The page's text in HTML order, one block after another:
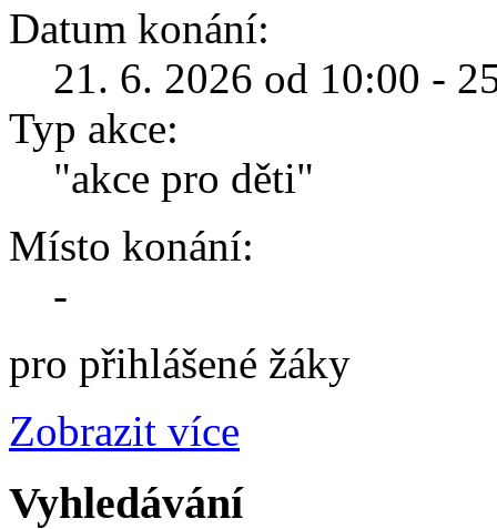
Datum konání:
21. 6. 2026 od 10:00 -
Typ akce:
"akce pro děti"
Místo konání:
-
pro přihlášené žáky
Zobrazit více
Vyhledávání